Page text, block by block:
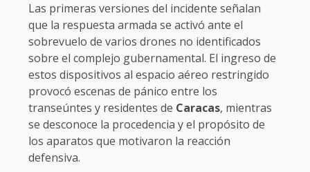
Las primeras versiones del incidente señalan
que la respuesta armada se activó ante el
sobrevuelo de varios drones no identificados
sobre el complejo gubernamental. El ingreso de
estos dispositivos al espacio aéreo restringido
provocó escenas de pánico entre los
transeúntes y residentes de Caracas, mientras
se desconoce la procedencia y el propósito de
los aparatos que motivaron la reacción
defensiva.